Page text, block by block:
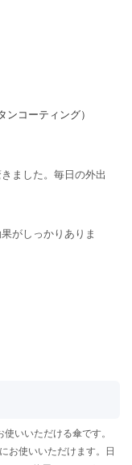
コーティング）
ました。毎日の外出
がしっかりありま
いいただける傘です。
お使いいただけます。日